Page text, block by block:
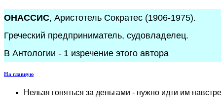
ОНАССИС, Аристотель Сократес (1906-1975).
Греческий предприниматель, судовладелец.
В Антологии - 1 изречение этого автора
На главную
Нельзя гоняться за деньгами - нужно идти им